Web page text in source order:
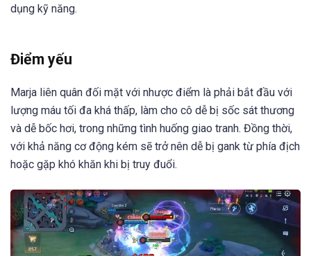
dụng kỹ năng.
Điểm yếu
Marja liên quân đối mặt với nhược điểm là phải bắt đầu với
lượng máu tối đa khá thấp, làm cho cô dễ bị sốc sát thương
và dễ bốc hơi, trong những tình huống giao tranh. Đồng thời,
với khả năng cơ động kém sẽ trở nên dễ bị gank từ phía địch
hoặc gặp khó khăn khi bị truy đuổi.